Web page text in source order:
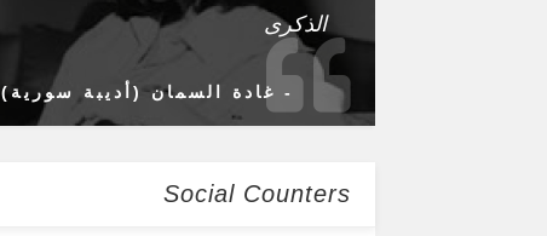
الذكرى
- غادة السمان (أديبة سورية)
Social Counters